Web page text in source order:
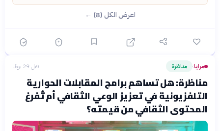
اعرض الكل (8) ←
مرايا› مناظرة قبل 29 يومًا
مناظرة: هل تساهم برامج المقابلات الحوارية
التلفزيونية في تعزيز الوعي الثقافي أم تُفرغ
المحتوى الثقافي من قيمته؟